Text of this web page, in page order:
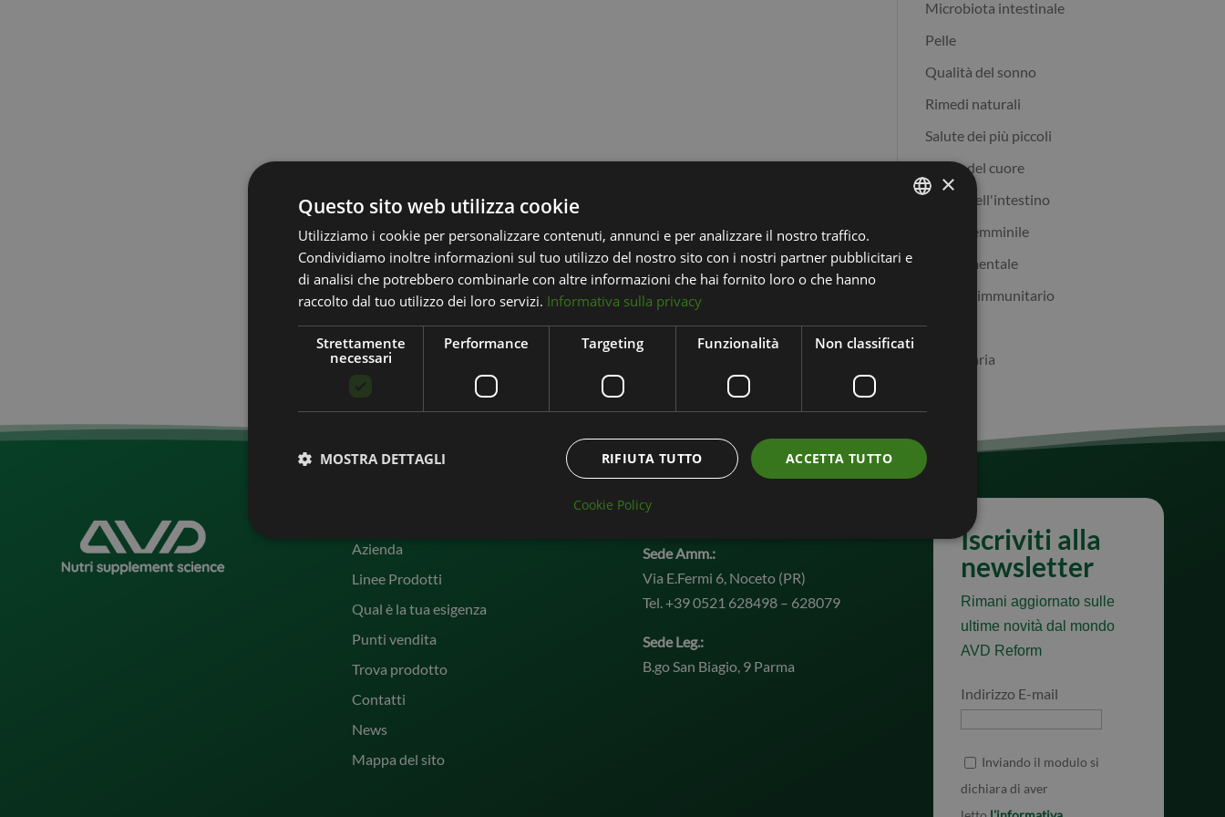
Microbiota intestinale
Pelle
Qualità del sonno
Rimedi naturali
Salute dei più piccoli
Salute del cuore
Salute dell'intestino
Salute femminile
Salute mentale
Sistema immunitario
Sport
Veterinaria
Azienda
Linee Prodotti
Qual è la tua esigenza
Punti vendita
Trova prodotto
Contatti
News
Mappa del sito
Contatti
Sede Amm.:
Via E.Fermi 6, Noceto (PR)
Tel. +39 0521 628498 – 628079
Sede Leg.:
B.go San Biagio, 9 Parma
Iscriviti alla
newsletter
Rimani aggiornato sulle
ultime novità dal mondo
AVD Reform
Indirizzo E-mail
Inviando il modulo si
dichiara di aver
ENGLISH
×
Questo sito web utilizza cookie
Utilizziamo i cookie per personalizzare contenuti, annunci e per analizzare il nostro traffico.
Condividiamo inoltre informazioni sul tuo utilizzo del nostro sito con i nostri partner pubblicitari e
di analisi che potrebbero combinarle con altre informazioni che hai fornito loro o che hanno
raccolto dal tuo utilizzo dei loro servizi. Informativa sulla privacy
Strettamente
necessari
Performance Targeting Funzionalità Non classificati
ACCETTA TUTTO
RIFIUTA TUTTO
MOSTRA DETTAGLI
Cookie Policy